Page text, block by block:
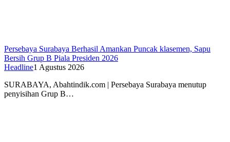
Persebaya Surabaya Berhasil Amankan Puncak klasemen, Sapu
Bersih Grup B Piala Presiden 2026
Headline1 Agustus 2026
SURABAYA, Abahtindik.com | Persebaya Surabaya menutup
penyisihan Grup B…